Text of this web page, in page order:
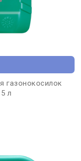
газонокосилок
л